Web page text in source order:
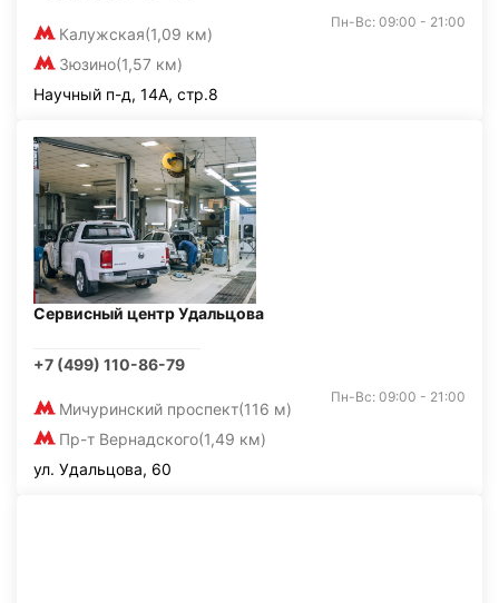
Калужская(1,09 км)
Зюзино(1,57 км)
Пн-Вс: 09:00 - 21:00
Научный п-д, 14А, стр.8
Сервисный центр Удальцова
+7 (499) 110-86-79
Мичуринский проспект(116 м)
Пр-т Вернадского(1,49 км)
Пн-Вс: 09:00 - 21:00
ул. Удальцова, 60